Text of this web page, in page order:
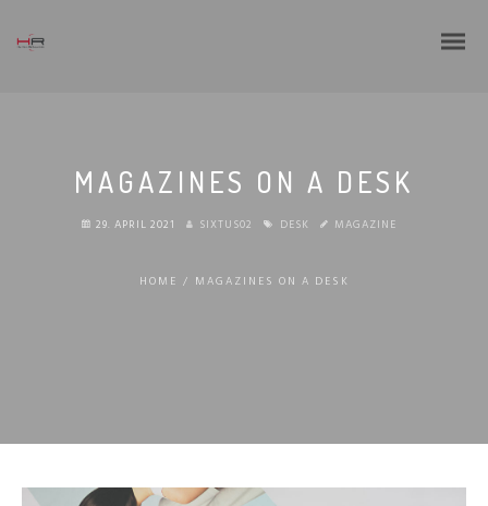
MAGAZINES ON A DESK
29. APRIL 2021 SIXTUS02 DESK MAGAZINE
HOME / MAGAZINES ON A DESK